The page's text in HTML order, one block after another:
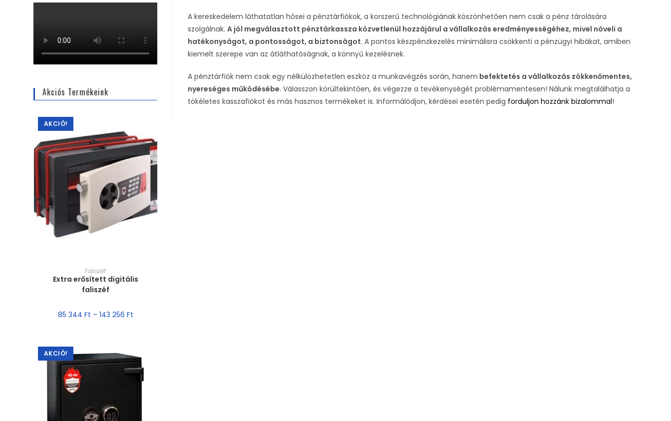
A kereskedelem láthatatlan hősei a pénztárfiókok, a korszerű technológiának köszönhetően nem csak a pénz tárolására
szolgálnak.A jól megválasztott pénztárkassza közvetlenül hozzájárul a vállalkozás eredményességéhez, mivel növeli a
hatékonyságot, a pontosságot, a biztonságot. A pontos készpénzkezelés minimálisra csökkenti a pénzügyi hibákat, amiben
kiemelt szerepe van az átláthatóságnak, a könnyű kezelésnek.
A pénztárfiók nem csak egy nélkülözhetetlen eszköz a munkavégzés során, hanem befektetés a vállalkozás zökkenőmentes,
nyereséges működésébe. Válasszon körültekintően, és végezze a tevékenységét problémamentesen! Nálunk megtalálhatja a
tökéletes kasszafiókot és más hasznos termékeket is. Informálódjon, kérdései esetén pedig forduljon hozzánk bizalommal!
Akciós Termékeink
AKCIÓ!
MÉRET VÁLASZTÁSA
Faliszéf
Extra erősített digitális
faliszéf
85 344 Ft – 143 256 Ft
AKCIÓ!